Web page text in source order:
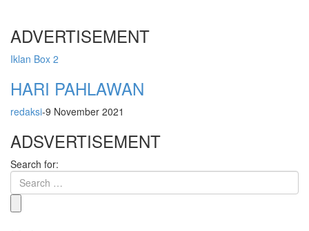
ADVERTISEMENT
Iklan Box 2
HARI PAHLAWAN
redaksi-9 November 2021
ADSVERTISEMENT
Search for: